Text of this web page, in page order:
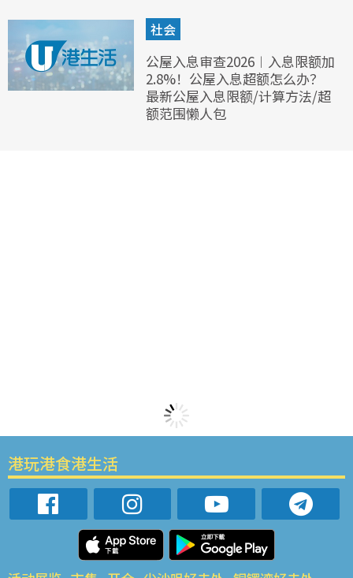
社会
公屋入息审查2026︱入息限额加
2.8%！公屋入息超额怎么办？
最新公屋入息限额/计算方法/超
额范围懒人包
港玩港食港生活